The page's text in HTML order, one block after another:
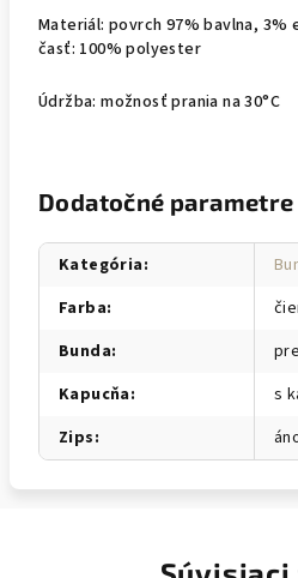
Materiál: povrch 97% bavlna, 3%
časť: 100% polyester
Údržba: možnosť prania na 30°C
Dodatočné parametre
Kategória:
Farba:
Bunda:
Kapucňa:
s
Zips: